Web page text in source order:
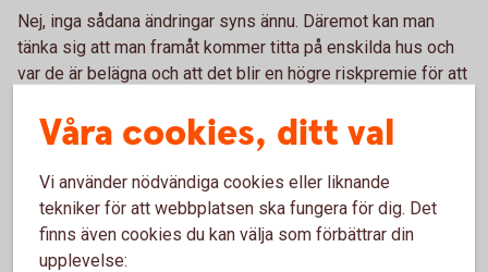
Nej, inga sådana ändringar syns ännu. Däremot kan man
tänka sig att man framåt kommer titta på enskilda hus och
var de är belägna och att det blir en högre riskpremie för att
beläget.
Vad tror du om olyckor framåt
relaterat till vädret?
Våra cookies, ditt val
Vi använder nödvändiga cookies eller liknande
tekniker för att webbplatsen ska fungera för dig. Det
finns även cookies du kan välja som förbättrar din
upplevelse: